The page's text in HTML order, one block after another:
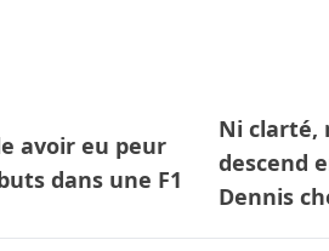
avoir eu peur
dans une F1
Ni clarté,
descend
Dennis